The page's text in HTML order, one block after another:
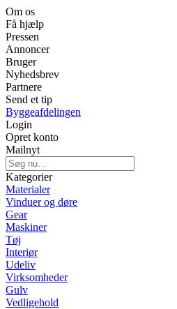
Om os
Få hjælp
Pressen
Annoncer
Bruger
Nyhedsbrev
Partnere
Send et tip
Byggeafdelingen
Login
Opret konto
Mailnyt
Kategorier
Materialer
Vinduer og døre
Gear
Maskiner
Tøj
Interiør
Udeliv
Virksomheder
Gulv
Vedligehold